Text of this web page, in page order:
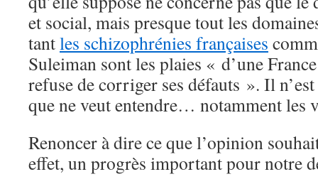
et social, mais presque tout les
tantles schizophrénies françaises
Suleiman sont les plaies « d’une
refuse de corriger ses défauts ». Il
que ne veut entendre… notamment
Renoncer à dire ce que l’opinion
effet, un progrès important pour notre